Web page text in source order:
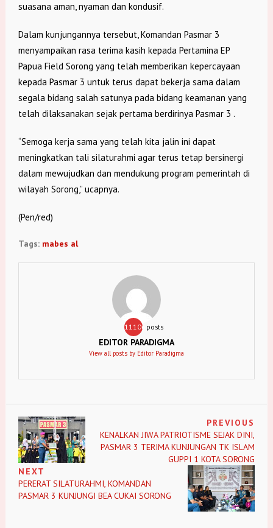
suasana aman, nyaman dan kondusif.
Dalam kunjungannya tersebut, Komandan Pasmar 3
menyampaikan rasa terima kasih kepada Pertamina EP
Papua Field Sorong yang telah memberikan kepercayaan
kepada Pasmar 3 untuk terus dapat bekerja sama dalam
segala bidang salah satunya pada bidang keamanan yang
telah dilaksanakan sejak pertama berdirinya Pasmar 3 .
“Semoga kerja sama yang telah kita jalin ini dapat
meningkatkan tali silaturahmi agar terus tetap bersinergi
dalam mewujudkan dan mendukung program pemerintah di
wilayah Sorong,” ucapnya.
(Pen/red)
Tags: mabes al
11106 posts
EDITOR PARADIGMA
View all posts by Editor Paradigma
PREVIOUS
KENALKAN JIWA PATRIOTISME SEJAK DINI,
PASMAR 3 TERIMA KUNJUNGAN TK ISLAM
GUPPI 1 KOTA SORONG
NEXT
PERERAT SILATURAHMI, KOMANDAN
PASMAR 3 KUNJUNGI BEA CUKAI SORONG